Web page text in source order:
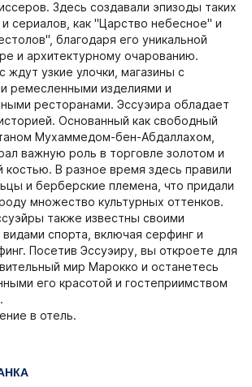
Здесь создавали эпизоды таких
сериалов, как "Царство небесное" и
благодаря его уникальной
и архитектурному очарованию.
ждут узкие улочки, магазины с
ремесленными изделиями и
ресторанами. Эссуэира обладает
Основанный как свободный
Мухаммедом-бен-Абдаллахом,
важную роль в торговле золотом и
костью. В разное время здесь правили
и берберские племена, что придали
множество культурных оттенков.
также известны своими
спорта, включая серфинг и
Посетив Эссуэиру, вы откроете для
мир Марокко и останетесь
его красотой и гостеприимством
в отель.